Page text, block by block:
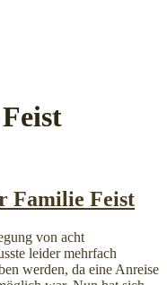
Familie Feist
von acht
leider mehrfach
werden, da eine Anreise